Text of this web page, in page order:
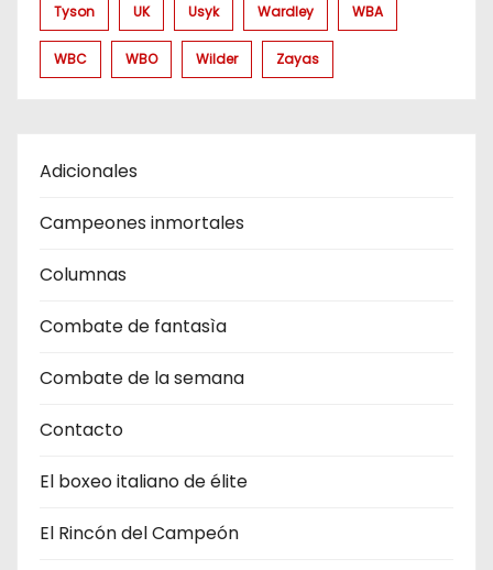
Tyson UK Usyk Wardley WBA
WBC WBO Wilder Zayas
Adicionales
Campeones inmortales
Columnas
Combate de fantasìa
Combate de la semana
Contacto
El boxeo italiano de élite
El Rincón del Campeón